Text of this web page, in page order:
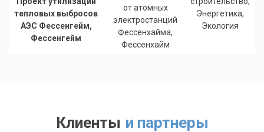
тепловых выбросов
АЭС Феcсенгейм,
Феcсенгейм
от атомных
электростанций
Фессенхайма,
Фессенхайм
Энергетика,
Экология
Клиенты и партнеры